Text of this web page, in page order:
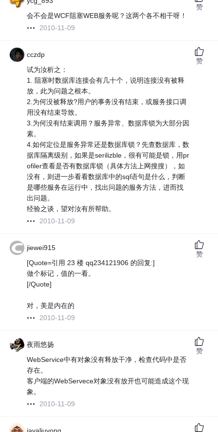
会不会是WCF阻塞WEB服务呢？这两个各不相干呀！
2010-11-09
赞
cczdp
试为汝析之：
1. 阻塞时数据库连接会有几十个，说明连接没有被释
放，此为问题之根本。
2.为何没被释放?用户的事务没有结束，或服务接口调
用没有结束导致。
3.为何没有结束调用？服务异常、数据库锁为大部分因
素。
4.如何定位是服务异常还是数据库锁？先查数据库，数
据库隔离级别，如果是serilizble，很有可能是锁，用pr
ofiler查看是否有数据库锁（具体方法上网搜搜），如
没有，则进一步看看数据库中的sql语句是什么，判断
是哪些服务在运行中，找出问题的服务方法，进而找
出问题。
经验之谈，望对汝有所帮助。
2010-11-09
赞
jiewei915
[Quote=引用 23 楼 qq234121906 的回复:]
做个标记，值的一看。
[/Quote]
对，美是内在的
2010-11-09
赞
夜雨悠扬
WebService中有对象没有释放干净，检查代码中是否
存在。
客户端的WebServece对象没有放开也可能造成这个现
象。
2010-11-09
赞